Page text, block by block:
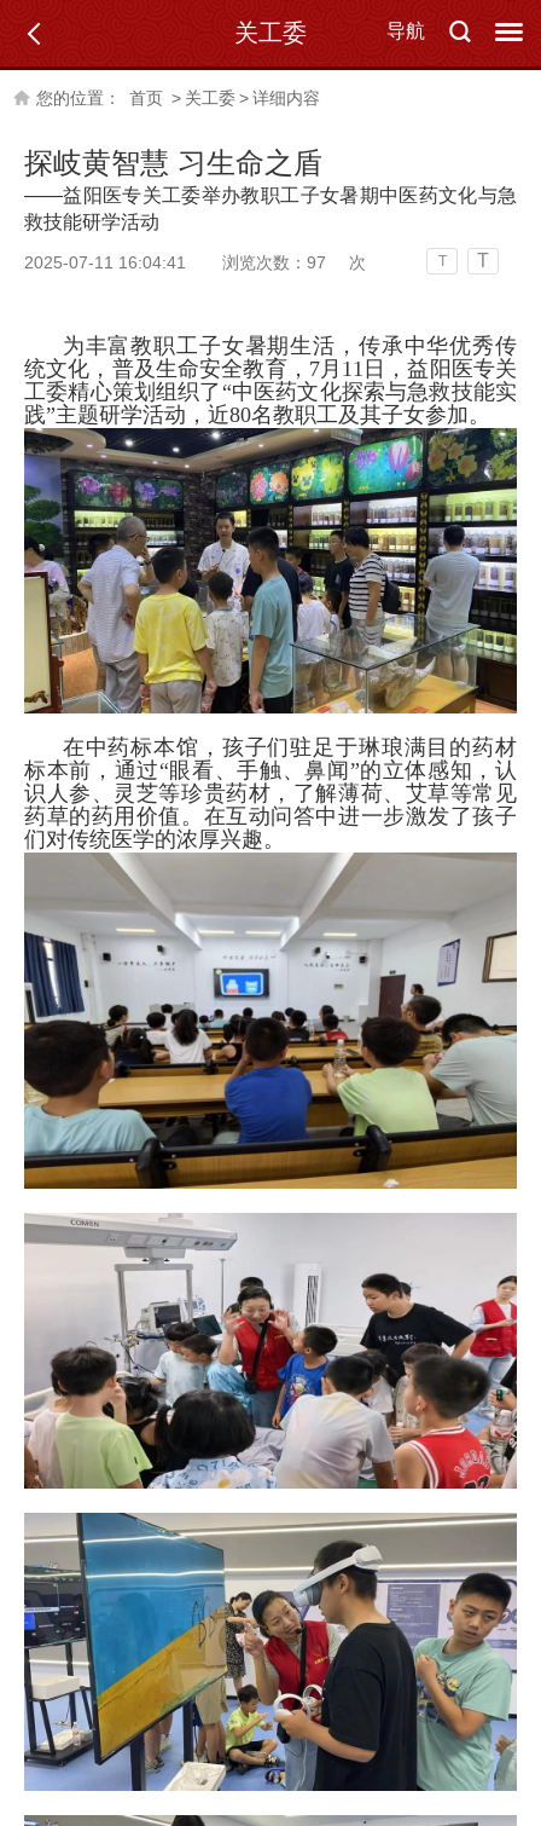
导航
关工委
您的位置： 首页 > 关工委>详细内容
探岐黄智慧 习生命之盾
——益阳医专关工委举办教职工子女暑期中医药文化与急
救技能研学活动
2025-07-11 16:04:41 浏览次数： 97 次 T T
为丰富教职工子女暑期生活，传承中华优秀传
统文化，普及生命安全教育，7月11日，益阳医专关
工委精心策划组织了“中医药文化探索与急救技能实
践”主题研学活动，近80名教职工及其子女参加。
在中药标本馆，孩子们驻足于琳琅满目的药材
标本前，通过“眼看、手触、鼻闻”的立体感知，认
识人参、灵芝等珍贵药材，了解薄荷、艾草等常见
药草的药用价值。在互动问答中进一步激发了孩子
们对传统医学的浓厚兴趣。